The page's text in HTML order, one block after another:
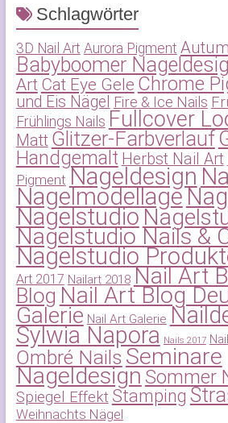
Schlagwörter
3D Nail Art Aurora Pigment
Babyboomer
Art Cat Eye Gele Chrome
und Eis Nägel Fire & Ice Nails
Frühlings Nails Fullcover
Matt Glitzer-Farbverlauf
Handgemalt Herbst Nail Art
Pigment Nageldesign
Nagelmodellage
Nagelstudio
Nagelstudio Nails &
Nagelstudio
Art 2017 Nailart 2018 Nail Art
Blog Nail Art Blog
Galerie Nail Art Galerie
Sylwia Napora Nails 2017
Ombré Nails Seminare
NageldesignSommer
Spiegel Effekt Stamping
Weihnachts Nägel